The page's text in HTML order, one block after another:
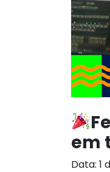
em
Data: 1